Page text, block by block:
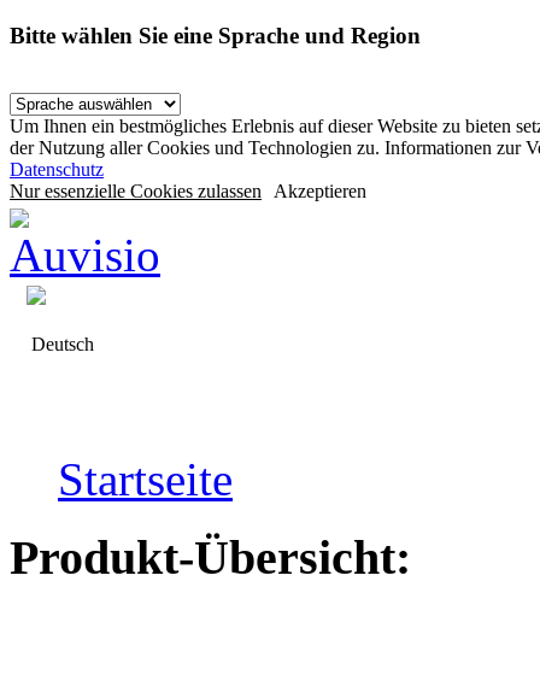
Bitte wählen Sie eine Sprache und Region
Um Ihnen ein bestmögliches Erlebnis auf dieser Website zu bieten
der Nutzung aller Cookies und Technologien zu. Informationen zur
Datenschutz
Nur essenzielle Cookies zulassen Akzeptieren
Deutsch
Startseite
Produkt-Übersicht: